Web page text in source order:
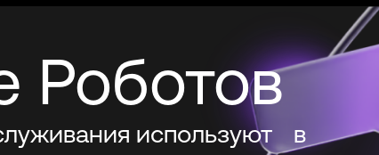
Роботов
используют в